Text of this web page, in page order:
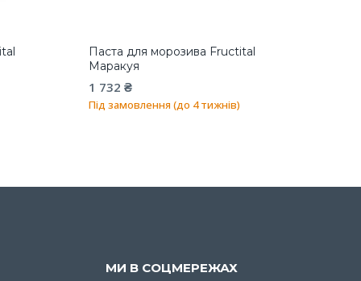
Паста для морозива Fructital
Маракуя
1 732 ₴
Під замовлення (до 4 тижнів)
МИ В СОЦМЕРЕЖАХ